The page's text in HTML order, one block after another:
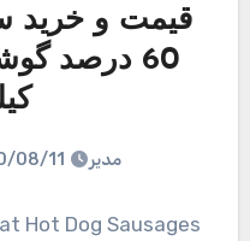
قیمت و
مدیر 08/11
Hot Dog Sausages